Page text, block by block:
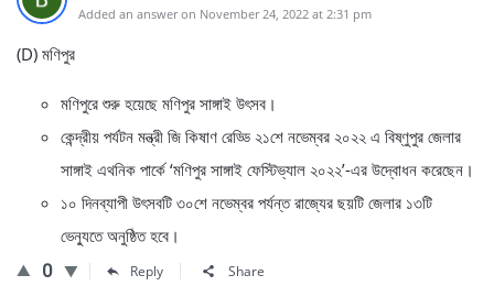
Added an answer on November 24, 2022 at 2:31 pm
(D) মণিপুর
মণিপুরে শুরু হয়েছে মণিপুর সাঙ্গাই উৎসব।
কেন্দ্রীয় পর্যটন মন্ত্রী জি কিষাণ রেড্ডি ২১শে নভেম্বর ২০২২ এ বিষ্ণুপুর জেলার
সাঙ্গাই এথনিক পার্কে ‘মণিপুর সাঙ্গাই ফেস্টিভ্যাল ২০২২’-এর উদ্বোধন করেছেন।
১০ দিনব্যাপী উৎসবটি ৩০শে নভেম্বর পর্যন্ত রাজ্যের ছয়টি জেলার ১৩টি
ভেন্যুতে অনুষ্ঠিত হবে।
0
Reply Share